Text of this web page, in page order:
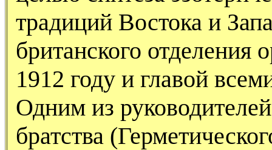
традиций Востока и
британского отделения
1912 году и главой
Одним из
братства